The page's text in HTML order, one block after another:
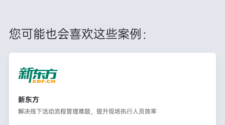
您可能也会喜欢这些案例：
新东方
解决线下活动流程管理难题，提升现场执行人员效率